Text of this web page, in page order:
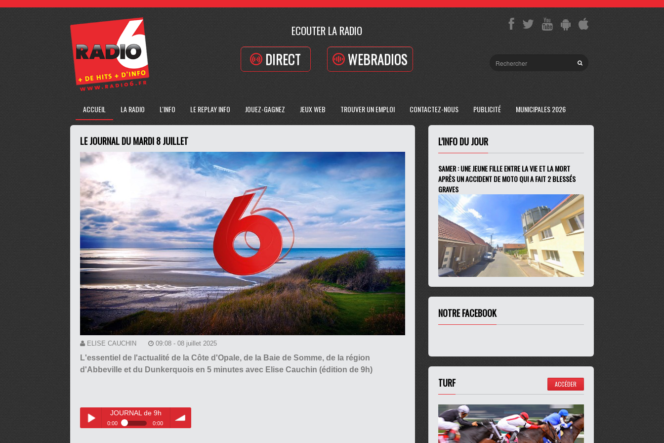
ECOUTER LA RADIO
DIRECT WEBRADIOS
ACCUEIL LA RADIO L'INFO LE REPLAY INFO JOUEZ-GAGNEZ JEUX WEB TROUVER UN EMPLOI CONTACTEZ-NOUS PUBLICITÉ MUNICIPALES 2026
LE JOURNAL DU MARDI 8 JUILLET
ELISE CAUCHIN 09:08 - 08 juillet 2025
L'essentiel de l'actualité de la Côte d'Opale, de la Baie de Somme, de la région
d'Abbeville et du Dunkerquois en 5 minutes avec Elise Cauchin (édition de 9h)
JOURNAL de 9h
0:00 0:00
L'INFO DU JOUR
SAMER : UNE JEUNE FILLE ENTRE LA VIE ET LA MORT
APRÈS UN ACCIDENT DE MOTO QUI A FAIT 2 BLESSÉS
GRAVES
NOTRE FACEBOOK
TURF ACCÉDER